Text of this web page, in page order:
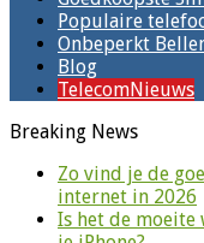
Populaire
Onbeperkt
Blog
TelecomNieuws
Breaking News
Zo vind je de
internet in 2026
Is het de moeite